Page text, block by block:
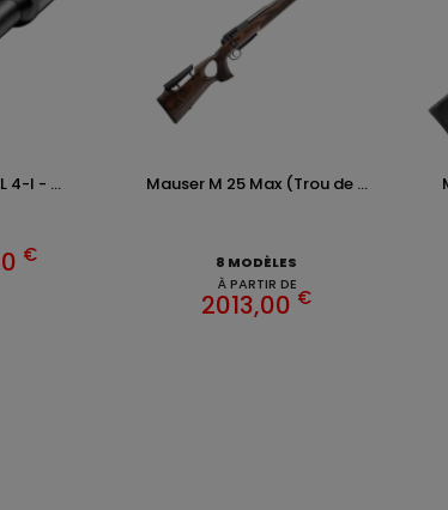
4-I - ...
€
Mauser M 25 Max (Trou de ...
8 MODÈLES
À PARTIR DE
2013,00 €